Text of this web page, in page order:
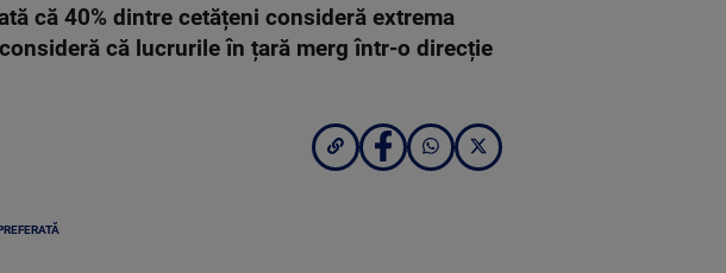
că 40% dintre cetățeni consideră extrema
că lucrurile în țară merg într-o direcție